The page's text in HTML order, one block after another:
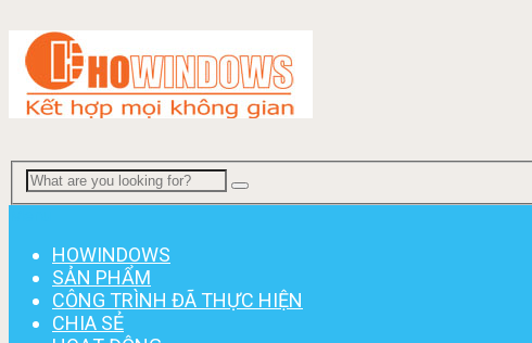
HOWINDOWS
SẢN PHẨM
CÔNG TRÌNH ĐÃ THỰC HIỆN
CHIA SẺ